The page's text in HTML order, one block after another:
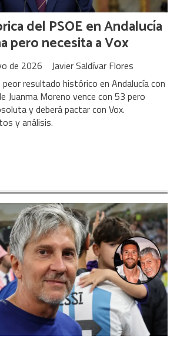
del PSOE en Andalucía
pero necesita a Vox
Javier Saldívar Flores
de 2026
resultado histórico en Andalucía con
Juanma Moreno vence con 53 pero
y deberá pactar con Vox.
y análisis.